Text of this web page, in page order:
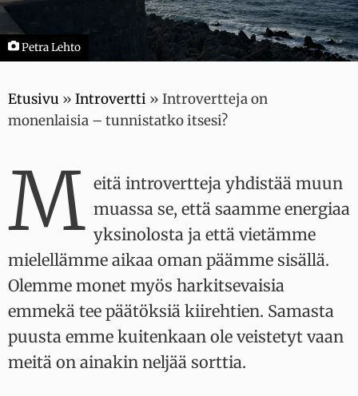
Petra Lehto
Etusivu » Introvertti » Introvertteja on
monenlaisia – tunnistatko itsesi?
M eitä introvertteja yhdistää muun
muassa se, että saamme energiaa
yksinolosta ja että vietämme
mielellämme aikaa oman päämme sisällä.
Olemme monet myös harkitsevaisia
emmekä tee päätöksiä kiirehtien. Samasta
puusta emme kuitenkaan ole veistetyt vaan
meitä on ainakin neljää sorttia.